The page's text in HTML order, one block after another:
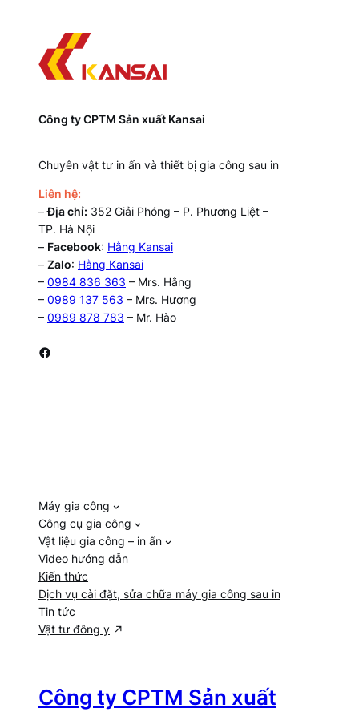
Công ty CPTM Sản xuất Kansai
Chuyên vật tư in ấn và thiết bị gia công sau in
Liên hệ:
–Địa chỉ: 352 Giải Phóng – P. Phương Liệt –
TP. Hà Nội
– Facebook: Hằng Kansai
– Zalo: Hằng Kansai
– 0984 836 363 – Mrs. Hằng
– 0989 137 563 – Mrs. Hương
– 0989 878 783 – Mr. Hào
Facebook
Máy gia công
Công cụ gia công
Vật liệu gia công – in ấn
Video hướng dẫn
Kiến thức
Dịch vụ cài đặt, sửa chữa máy gia công sau in
Tin tức
Vật tư đông y
Công ty CPTM Sản xuất